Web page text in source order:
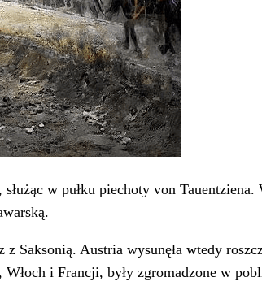
w pułku piechoty von
Saksonią. Austria wysunęła wtedy
i Francji, były zgromadzone w